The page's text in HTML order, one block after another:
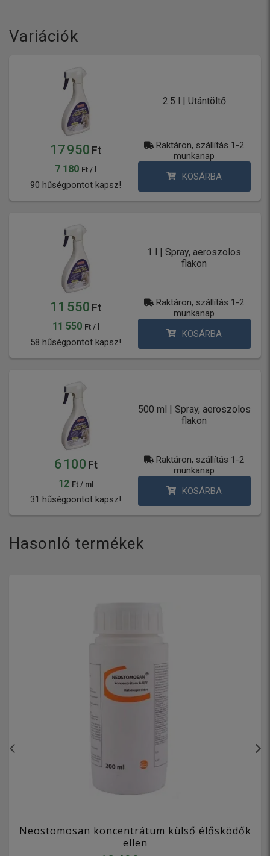
Variációk
2.5 l | Utántöltő
17 950 Ft
7 180 Ft / l
90 hűségpontot kapsz!
Raktáron, szállítás 1-2
munkanap
KOSÁRBA
1 l | Spray, aeroszolos
flakon
11 550 Ft
11 550 Ft / l
58 hűségpontot kapsz!
Raktáron, szállítás 1-2
munkanap
KOSÁRBA
500 ml | Spray, aeroszolos
flakon
6 100 Ft
12 Ft / ml
31 hűségpontot kapsz!
Raktáron, szállítás 1-2
munkanap
KOSÁRBA
Hasonló termékek
Neostomosan koncentrátum külső élősködők
ellen